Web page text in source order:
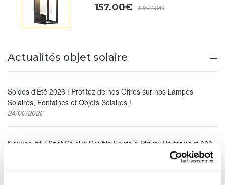
157.00€ 175.20€
Actualités objet solaire
Soldes d'Été 2026 ! Profitez de nos Offres sur nos Lampes
Solaires, Fontaines et Objets Solaires !
24/06/2026
Nouveauté ! Spot Solaire Double Fonte à Piquer Performant 600